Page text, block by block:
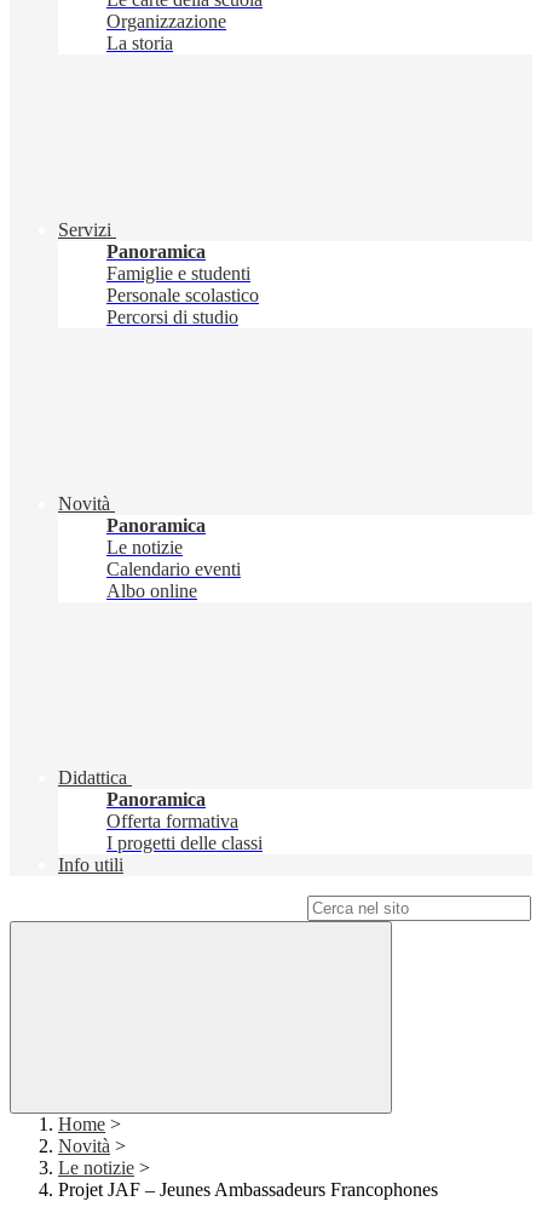
Organizzazione
La storia
Servizi
Panoramica
Famiglie e studenti
Personale scolastico
Percorsi di studio
Novità
Panoramica
Le notizie
Calendario eventi
Albo online
Didattica
Panoramica
Offerta formativa
I progetti delle classi
Info utili
Home >
Novità >
Le notizie >
Projet JAF – Jeunes Ambassadeurs Francophones